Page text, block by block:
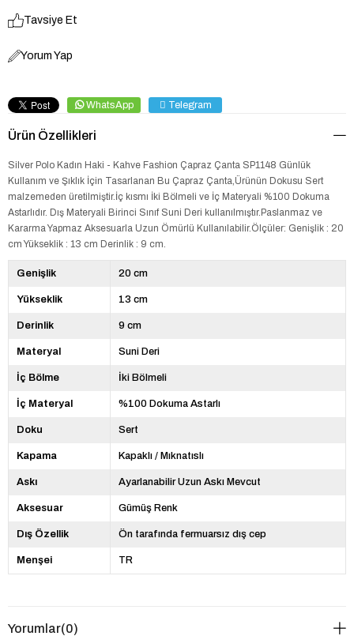
Tavsiye Et
Yorum Yap
WhatsApp Telegram
Ürün Özellikleri
Silver Polo Kadın Haki - Kahve Fashion Çapraz Çanta SP1148 Günlük
Kullanım ve Şıklık İçin Tasarlanan Bu Çapraz Çanta,Ürünün Dokusu Sert
malzemeden üretilmiştir.İç kısmı İki Bölmeli ve İç Materyali %100 Dokuma
Astarlıdır. Dış Materyali Birinci Sınıf Suni Deri kullanılmıştır.Paslanmaz ve
Kararma Yapmaz Aksesuarla Uzun Ömürlü Kullanılabilir.Ölçüler: Genişlik : 20
cm Yükseklik : 13 cm Derinlik : 9 cm.
Genişlik 20 cm
Yükseklik 13 cm
Derinlik 9 cm
Materyal Suni Deri
İç Bölme İki Bölmeli
İç Materyal %100 Dokuma Astarlı
Doku Sert
Kapama Kapaklı / Mıknatıslı
Askı Ayarlanabilir Uzun Askı Mevcut
Aksesuar Gümüş Renk
Dış Özellik Ön tarafında fermuarsız dış cep
Menşei TR
Yorumlar(0)